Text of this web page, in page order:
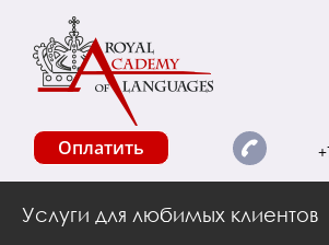
Оплатить
Услуги для любимых клиентов